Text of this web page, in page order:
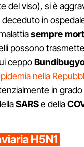
del viso), si è
in
sempre
possono
ceppo
nella
in
SARSe della
H5N1